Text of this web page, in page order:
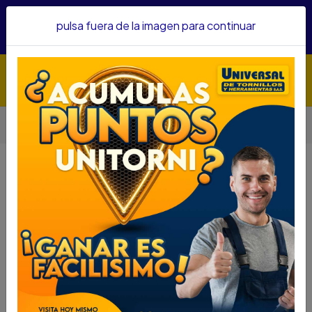
confianza&nbsp;Recibe un KIT PARRILLERO por compras
Inicio Seguridad
Cerraduras
CERRADURA YALE E35 FONTANA US 15E 0004067
CERRADURA YALE E35 FONTANA US
15E 0004067
CERRADURA YALE E35 FONTANA US 15E 0004067
SKU...43380145
DESCRIPCIÓN...
Características
pulsa fuera de la imagen para continuar